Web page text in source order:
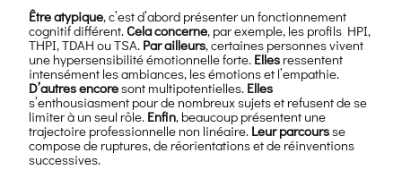
Être atypique, c’est d’abord présenter un fonctionnement
cognitif différent.Cela concerne, par exemple, les profils HPI,
THPI, TDAH ou TSA. Par ailleurs, certaines personnes vivent
une hypersensibilité émotionnelle forte. Elles ressentent
intensément les ambiances, les émotions et l’empathie.
D’autres encoresont multipotentielles. Elles
s’enthousiasment pour de nombreux sujets et refusent de se
limiter à un seul rôle. Enfin, beaucoup présentent une
trajectoire professionnelle non linéaire. Leur parcoursse
compose de ruptures, de réorientations et de réinventions
successives.